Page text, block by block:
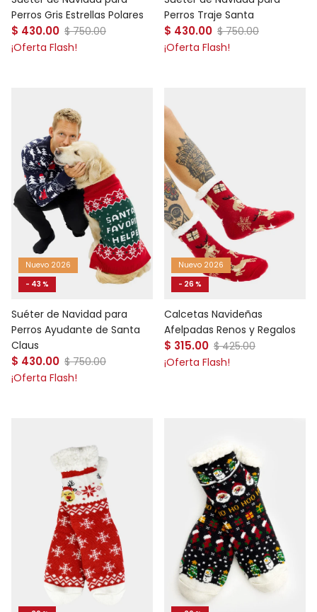
Perros Gris Estrellas Polares
Precio de venta
$ 430.00 Precio normal
$ 750.00
¡Oferta Flash!
Perros Traje Santa
Precio de venta
$ 430.00 Precio normal
$ 750.00
¡Oferta Flash!
Nuevo 2026
- 43 %
Suéter de Navidad para
Perros Ayudante de Santa
Claus
Precio de venta
$ 430.00 Precio normal
$ 750.00
¡Oferta Flash!
Nuevo 2026
- 26 %
Calcetas Navideñas
Afelpadas Renos y Regalos
Precio de venta
$ 315.00 Precio normal
$ 425.00
¡Oferta Flash!